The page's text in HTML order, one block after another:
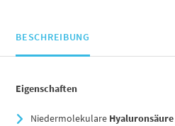
BESCHREIBUNG
Eigenschaften
Niedermolekulare Hyaluronsäure